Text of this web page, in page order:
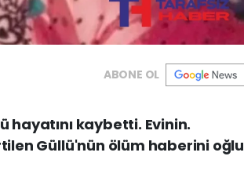
ABONE OL
hayatını kaybetti. Evinin.
Güllü'nün ölüm haberini oğlu